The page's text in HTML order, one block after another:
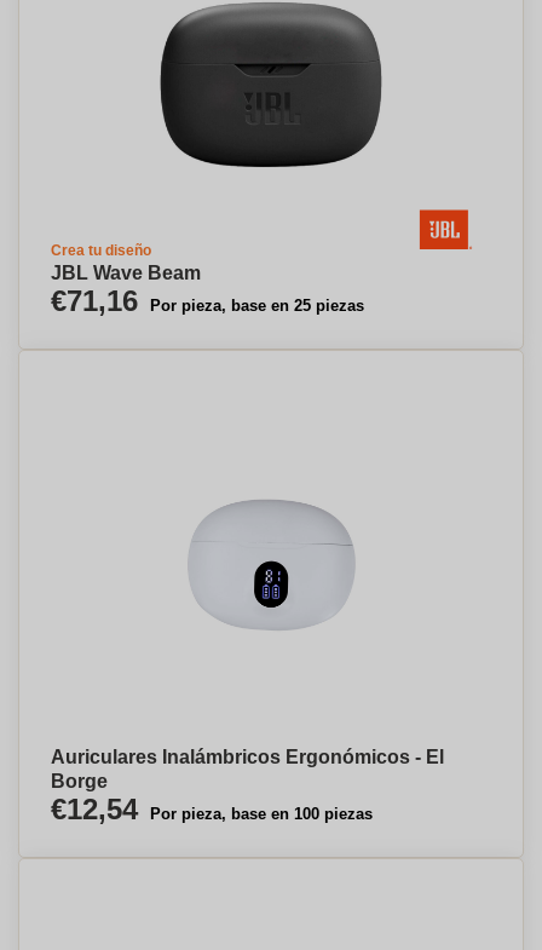
Crea tu diseño
JBL Wave Beam
€71,16 Por pieza, base en 25 piezas
Auriculares Inalámbricos Ergonómicos - El
Borge
€12,54 Por pieza, base en 100 piezas